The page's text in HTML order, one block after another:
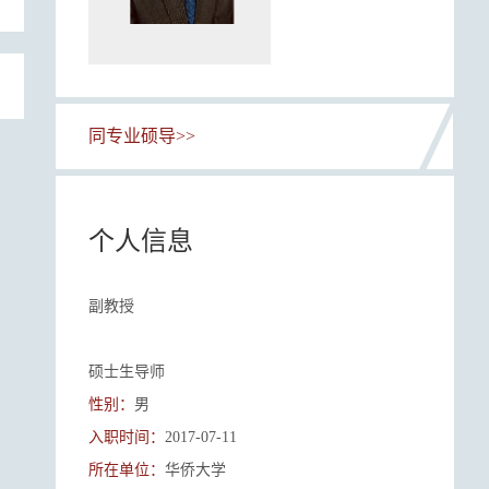
同专业硕导>>
个人信息
副教授
硕士生导师
性别： 男
入职时间： 2017-07-11
所在单位： 华侨大学